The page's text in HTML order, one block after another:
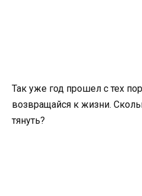
Так уже год прошел с тех
возвращайся к жизни.
тянуть?